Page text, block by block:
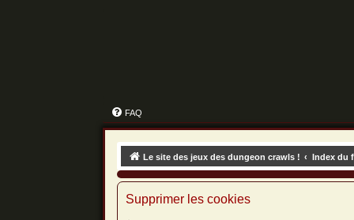
FAQ
Le site des jeux des dungeon crawls ! Index du
Supprimer les cookies